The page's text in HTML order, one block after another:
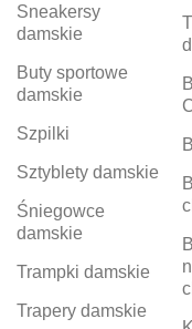
Sneakersy
damskie
Buty sportowe
damskie
Szpilki
Sztyblety damskie
Śniegowce
damskie
Trampki damskie
Trapery damskie